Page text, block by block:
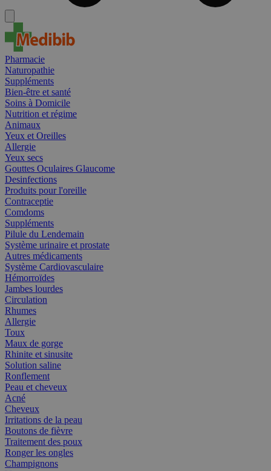
Pharmacie
Naturopathie
Suppléments
Bien-être et santé
Soins à Domicile
Nutrition et régime
Animaux
Yeux et Oreilles
Allergie
Yeux secs
Gouttes Oculaires Glaucome
Desinfections
Produits pour l'oreille
Contraceptie
Comdoms
Suppléments
Pilule du Lendemain
Système urinaire et prostate
Autres médicaments
Système Cardiovasculaire
Hémorroïdes
Jambes lourdes
Circulation
Rhumes
Allergie
Toux
Maux de gorge
Rhinite et sinusite
Solution saline
Ronflement
Peau et cheveux
Acné
Cheveux
Irritations de la peau
Boutons de fièvre
Traitement des poux
Ronger les ongles
Champignons